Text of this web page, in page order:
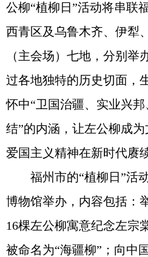
公柳“植柳日”活动将串联
西青区及乌鲁木齐、伊犁
（主会场）七地，分别举
过各地独特的历史切面，
怀中“卫国治疆、实业兴
结”的内涵，让左公柳成
爱国主义精神在新时代赓
福州市的“植柳日”活
博物馆举办，内容包括：
16棵左公柳寓意纪念左宗
被命名为“海疆柳”；向中